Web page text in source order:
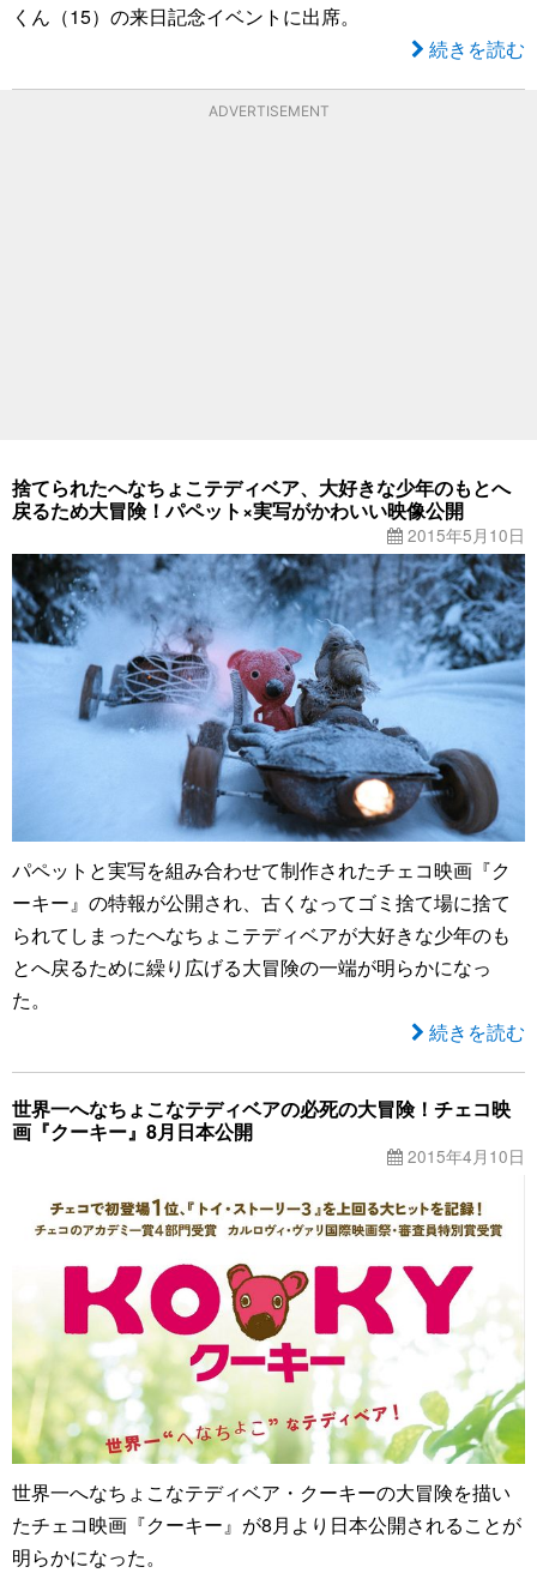
くん（15）の来日記念イベントに出席。
続きを読む
ADVERTISEMENT
捨てられたへなちょこテディベア、大好きな少年のもとへ
戻るため大冒険！パペット×実写がかわいい映像公開
2015年5月10日
パペットと実写を組み合わせて制作されたチェコ映画『ク
ーキー』の特報が公開され、古くなってゴミ捨て場に捨て
られてしまったへなちょこテディベアが大好きな少年のも
とへ戻るために繰り広げる大冒険の一端が明らかになっ
た。
続きを読む
世界一へなちょこなテディベアの必死の大冒険！チェコ映
画『クーキー』8月日本公開
2015年4月10日
世界一へなちょこなテディベア・クーキーの大冒険を描い
たチェコ映画『クーキー』が8月より日本公開されることが
明らかになった。